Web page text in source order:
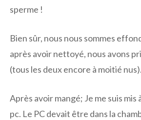
sperme !
Bien sûr, nous nous sommes
après avoir nettoyé, nous avons
(tous les deux encore à moitié nus).
Après avoir mangé; Je me suis
pc. Le PC devait être dans la